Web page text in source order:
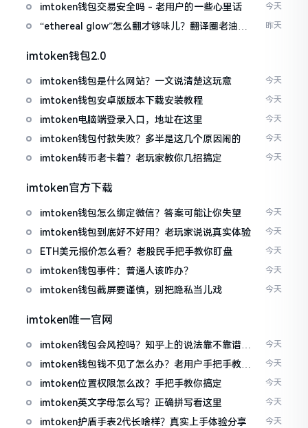
imtoken钱包交易安全吗 - 老用户的一些心里话 今天
“ethereal glow”怎么翻才够味儿？翻译圈老油条
昨天
imtoken钱包2.0
imtoken钱包是什么网站？一文说清楚这玩意 今天
imtoken钱包安卓版版本下载安装教程 今天
imtoken电脑端登录入口，地址在这里 今天
imtoken钱包付款失败？多半是这几个原因闹的 今天
imtoken转币老卡着？老玩家教你几招搞定 今天
imtoken官方下载
imtoken钱包怎么绑定微信？答案可能让你失望 今天
imtoken钱包到底好不好用？老玩家说说真实体验 今天
ETH美元报价怎么看？老股民手把手教你盯盘 今天
imtoken钱包事件：普通人该咋办？ 今天
imtoken钱包截屏要谨慎，别把隐私当儿戏 今天
imtoken唯一官网
imtoken钱包会风控吗？知乎上的说法靠不靠谱，
老币民告诉你
今天
imtoken钱包钱不见了怎么办？老用户手把手教你
找回
今天
imtoken位置权限怎么改？手把手教你搞定 今天
imtoken英文字母怎么写？正确拼写看这里 今天
imtoken护盾手表2代长啥样？真实上手体验分享 今天